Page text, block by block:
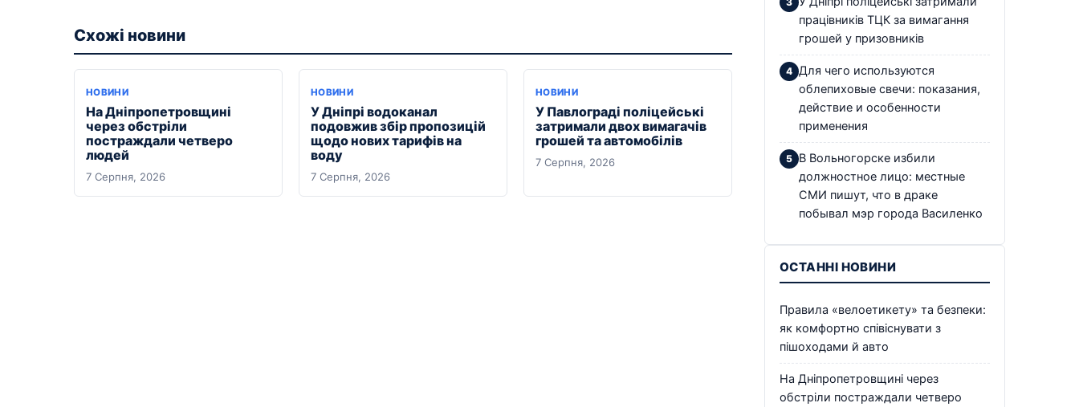
Схожі новини
НОВИНИ
На Дніпропетровщині
через обстріли
постраждали четверо
людей
7 Серпня, 2026
НОВИНИ
У Дніпрі водоканал
подовжив збір пропозицій
щодо нових тарифів на
воду
7 Серпня, 2026
НОВИНИ
У Павлограді поліцейські
затримали двох вимагачів
грошей та автомобілів
7 Серпня, 2026
працівників ТЦК за вимагання
грошей у призовників
Для чего используются
облепиховые свечи: показания,
действие и особенности
применения
В Вольногорске избили
должностное лицо: местные
СМИ пишут, что в драке
побывал мэр города Василенко
ОСТАННІ НОВИНИ
Правила «велоетикету» та безпеки:
як комфортно співіснувати з
пішоходами й авто
На Дніпропетровщині через
обстріли постраждали четверо